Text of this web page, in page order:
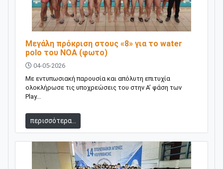
Μεγάλη πρόκριση στους «8» για το water
polo του ΝΟΑ (φωτο)
04-05-2026
Με εντυπωσιακή παρουσία και απόλυτη επιτυχία
ολοκλήρωσε τις υποχρεώσεις του στην Α’ φάση των
Play...
περισσότερα...